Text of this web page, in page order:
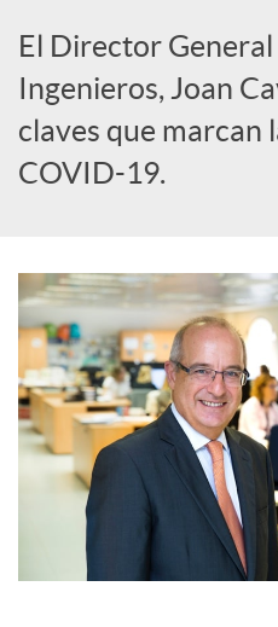
e
s
S
o
c
i
l
El Director General
Ingenieros, Joan
claves que marcan
COVID-19.